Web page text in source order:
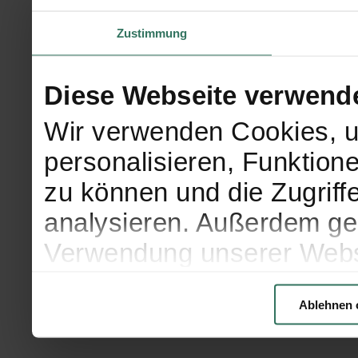
Zustimmung
Diese Webseite
Wir verwenden Cookies,
personalisieren,
zu können und die
analysieren. Außerdem
Verwendung unserer
soziale Medien,
Partner führen diese
weiteren Daten
Ablehnen